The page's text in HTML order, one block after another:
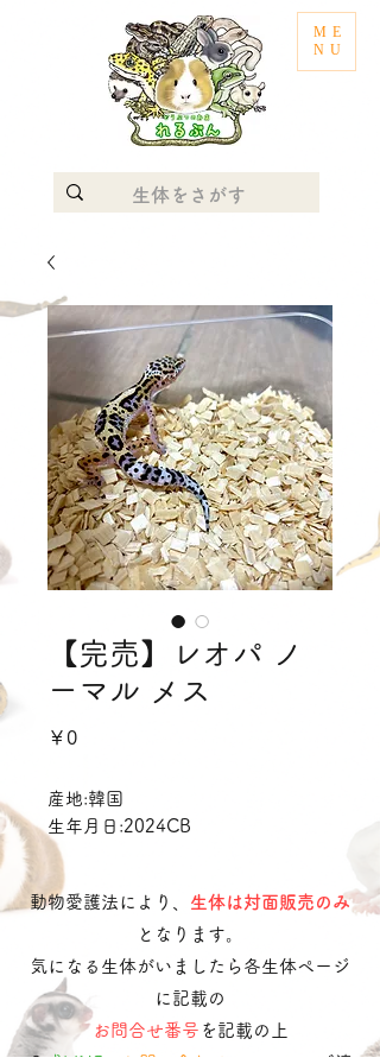
ME
NU
【完売】レオパ ノ
ーマル メス
￥0価
産地:韓国
生年月日:2024CB
動物愛護法により、 生体は対面販売のみ
となります。
気になる生体がいましたら各生体ページ
に記載の
お問合せ番号 を記載の上